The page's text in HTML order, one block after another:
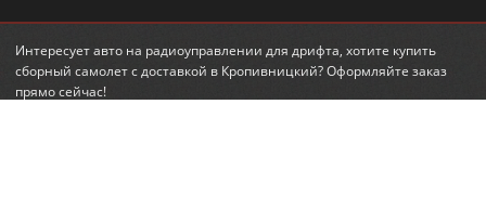
Интересуетавто на радиоуправлении для дрифта, хотите купить
сборный самолетс доставкой в Кропивницкий? Оформляйте заказ
прямо сейчас!